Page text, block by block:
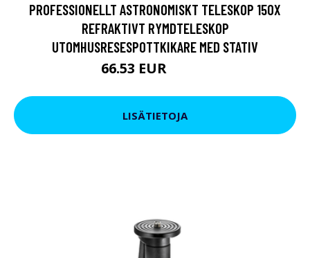
PROFESSIONELLT ASTRONOMISKT TELESKOP 150X
REFRAKTIVT RYMDTELESKOP
UTOMHUSRESESPOTTKIKARE MED STATIV
66.53 EUR
LISÄTIETOJA